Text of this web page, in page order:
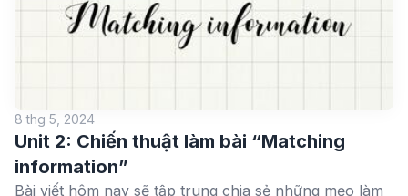
8 thg 5, 2024
Unit 2: Chiến thuật làm bài “Matching
information”
Bài viết hôm nay sẽ tập trung chia sẻ những mẹo làm